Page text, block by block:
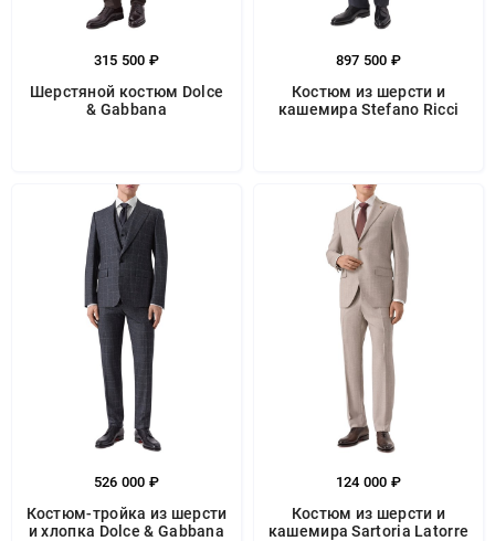
315 500 ₽
Шерстяной костюм Dolce
& Gabbana
897 500 ₽
Костюм из шерсти и
кашемира Stefano Ricci
526 000 ₽
Костюм-тройка из шерсти
и хлопка Dolce & Gabbana
124 000 ₽
Костюм из шерсти и
кашемира Sartoria Latorre